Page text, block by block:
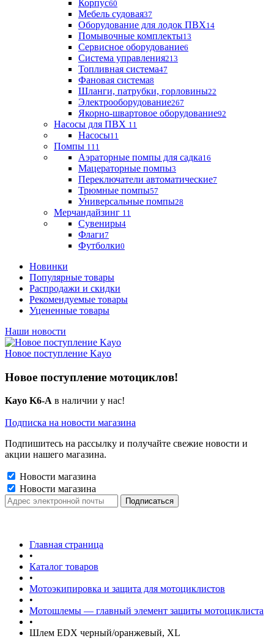
Корпус60
Мебель судовая37
Оборудование для лодок ПВХ14
Помывочные комплекты13
Сервисное оборудование6
Система управления213
Топливная система47
Фановая система8
Шланги, патрубки, горловины22
Электрооборудование267
Якорно-швартовое оборудование92
Насосы для ПВХ 11
Насосы11
Помпы 111
Аэраторные помпы для садка16
Мацераторные помпы3
Переключатели автоматические7
Трюмные помпы57
Универсальные помпы28
Мерчандайзинг 11
Сувениры4
Флаги7
Футболки0
Новинки
Популярные товары
Распродажи и скидки
Рекомендуемые товары
Уцененные товары
Наши новости
Новое поступление Kayo
Новое поступление мотоциклов!
Kayo K6-A в наличии у нас!
Подписка на новости магазина
Подпишитесь на рассылку и получайте свежие новости и
акции нашего магазина.
Новости магазина
Новости магазина
Главная страница
•
Каталог товаров
•
Мотоэкипировка и защита для мотоциклистов
•
Мотошлемы — главный элемент защиты мотоциклиста
•
Шлем EDX черный/оранжевый, XL